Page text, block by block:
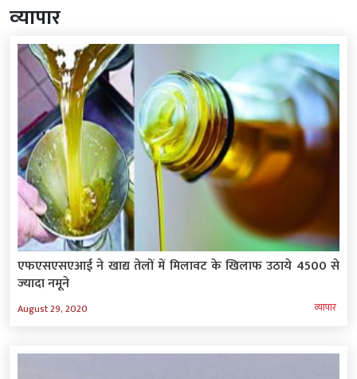
व्‍यापार
एफएसएसएआई ने खाद्य तेलों में मिलावट के खिलाफ उठाये 4500 से
ज्‍यादा नमूने
August 29, 2020 व्‍यापार